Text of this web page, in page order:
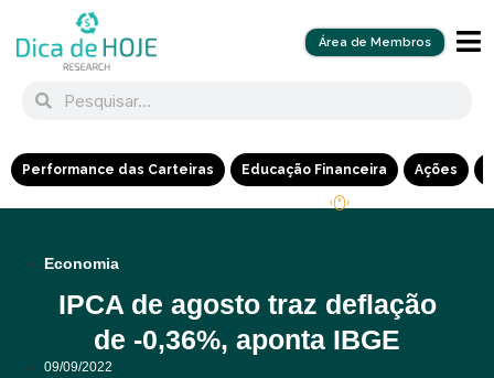
Área de Membros
Performance das Carteiras Educação Financeira Ações
Economia
IPCA de agosto traz deflação
de -0,36%, aponta IBGE
09/09/2022